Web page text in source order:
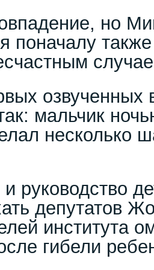
но
поначалу
озвученных
мальчик
несколько
руководство
депутатов
института
гибели